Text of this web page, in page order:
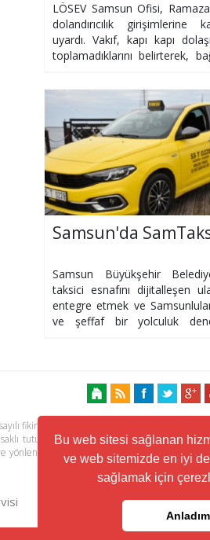
Bu web sitesi sağlanan
ve web sitemizde en iyi
sağlamak için
Anladım
LÖSEV Samsun Ofisi,
dolandırıcılık girişimlerine
uyardı. Vakıf, kapı kapı
toplamadıklarını belirterek,
Samsun'da
Samsun Büyükşehir
taksici esnafını dijitalleşen
entegre etmek ve
ve şeffaf bir yolculuk
fikir ve sanat eserleri kanunu ile
tutulmaktadır. Yayınlanan köşe
yönlendiren linklerin içeriklerinden
Trafik ve Yol Durumu